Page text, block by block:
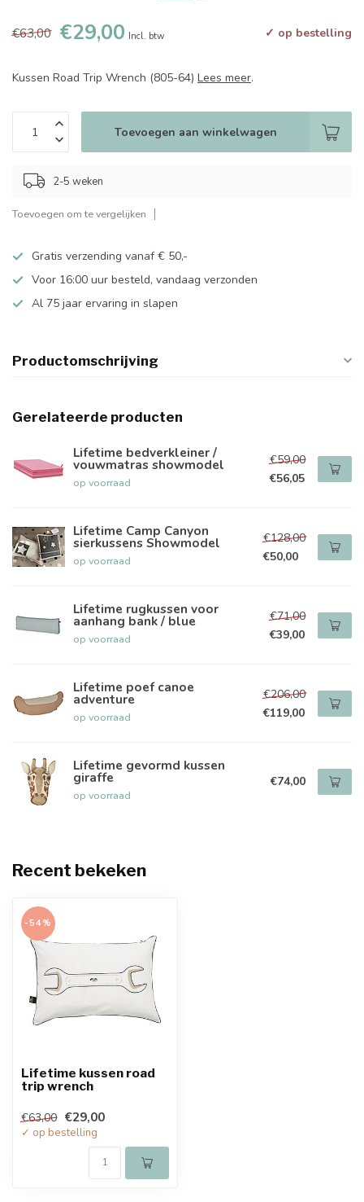
€63,00 €29,00 Incl. btw ✓ op bestelling
Kussen Road Trip Wrench (805-64) Lees meer.
Toevoegen aan winkelwagen
2-5 weken
Toevoegen om te vergelijken
Gratis verzending vanaf € 50,-
Voor 16:00 uur besteld, vandaag verzonden
Al 75 jaar ervaring in slapen
Productomschrijving
Gerelateerde producten
Lifetime bedverkleiner /
vouwmatras showmodel
op voorraad
€59,00
€56,05
Lifetime Camp Canyon
sierkussens Showmodel
op voorraad
€128,00
€50,00
Lifetime rugkussen voor
aanhang bank / blue
op voorraad
€71,00
€39,00
Lifetime poef canoe
adventure
op voorraad
€206,00
€119,00
Lifetime gevormd kussen
giraffe
op voorraad
€74,00
Recent bekeken
-54%
Lifetime kussen road
trip wrench
€63,00 €29,00
✓ op bestelling